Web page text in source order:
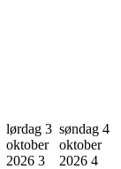
lørdag 3
oktober
2026 3
søndag 4
oktober
2026 4